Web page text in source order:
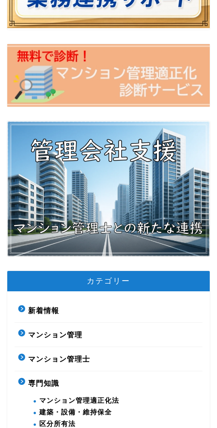
カテゴリー
新着情報
マンション管理
マンション管理士
専門知識
マンション管理適正化法
建築・設備・維持保全
区分所有法